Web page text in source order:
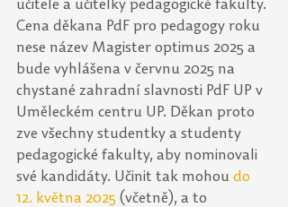
učitele a učitelky pedagogické fakulty.
Cena děkana PdF pro pedagogy roku
nese název Magister optimus 2025 a
bude vyhlášena v červnu 2025 na
chystané zahradní slavnosti PdF UP v
Uměleckém centru UP. Děkan proto
zve všechny studentky a studenty
pedagogické fakulty, aby nominovali
své kandidáty. Učinit tak mohou do
12. května 2025 (včetně), a to